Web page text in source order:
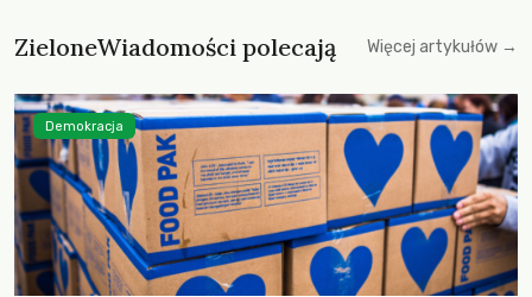
ZieloneWiadomości polecają Więcej artykułów →
Demokracja